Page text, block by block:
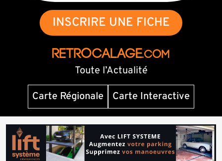
INSCRIRE UNE FICHE
RETROCALAGE.com
Toute l’Actualité
Carte Régionale
Carte Interactive